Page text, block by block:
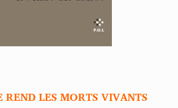
LES MORTS VIVANTS